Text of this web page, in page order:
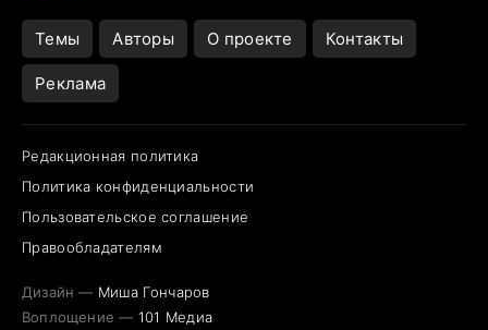
Темы Авторы О проекте Контакты
Реклама
Редакционная политика
Политика конфиденциальности
Пользовательское соглашение
Правообладателям
Дизайн — Миша Гончаров
Воплощение — 101 Медиа